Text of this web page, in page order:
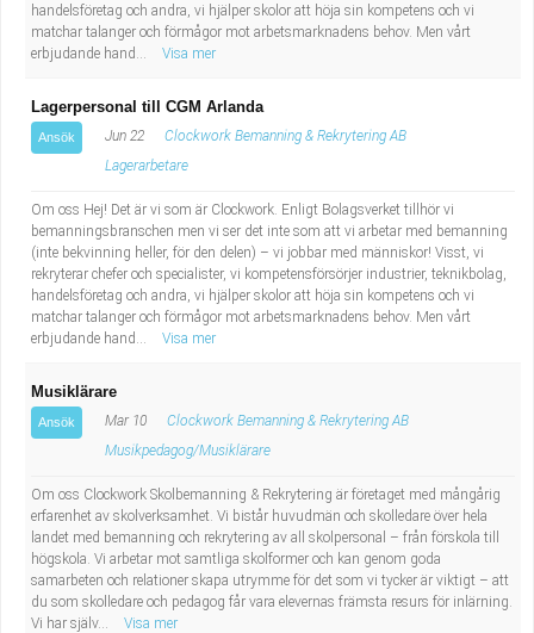
handelsföretag och andra, vi hjälper skolor att höja sin kompetens och vi
matchar talanger och förmågor mot arbetsmarknadens behov. Men vårt
erbjudande hand...
Visa mer
Lagerpersonal till CGM Arlanda
Ansök Jun 22
Clockwork Bemanning & Rekrytering AB
Lagerarbetare
Om oss Hej! Det är vi som är Clockwork. Enligt Bolagsverket tillhör vi
bemanningsbranschen men vi ser det inte som att vi arbetar med bemanning
(inte bekvinning heller, för den delen) – vi jobbar med människor! Visst, vi
rekryterar chefer och specialister, vi kompetensförsörjer industrier, teknikbolag,
handelsföretag och andra, vi hjälper skolor att höja sin kompetens och vi
matchar talanger och förmågor mot arbetsmarknadens behov. Men vårt
erbjudande hand...
Visa mer
Musiklärare
Ansök Mar 10
Clockwork Bemanning & Rekrytering AB
Musikpedagog/Musiklärare
Om oss Clockwork Skolbemanning & Rekrytering är företaget med mångårig
erfarenhet av skolverksamhet. Vi bistår huvudmän och skolledare över hela
landet med bemanning och rekrytering av all skolpersonal – från förskola till
högskola. Vi arbetar mot samtliga skolformer och kan genom goda
samarbeten och relationer skapa utrymme för det som vi tycker är viktigt – att
du som skolledare och pedagog får vara elevernas främsta resurs för inlärning.
Vi har själv...
Visa mer